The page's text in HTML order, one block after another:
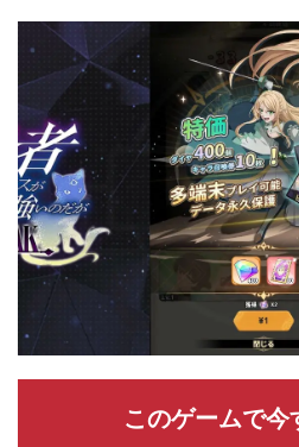
このゲームで今